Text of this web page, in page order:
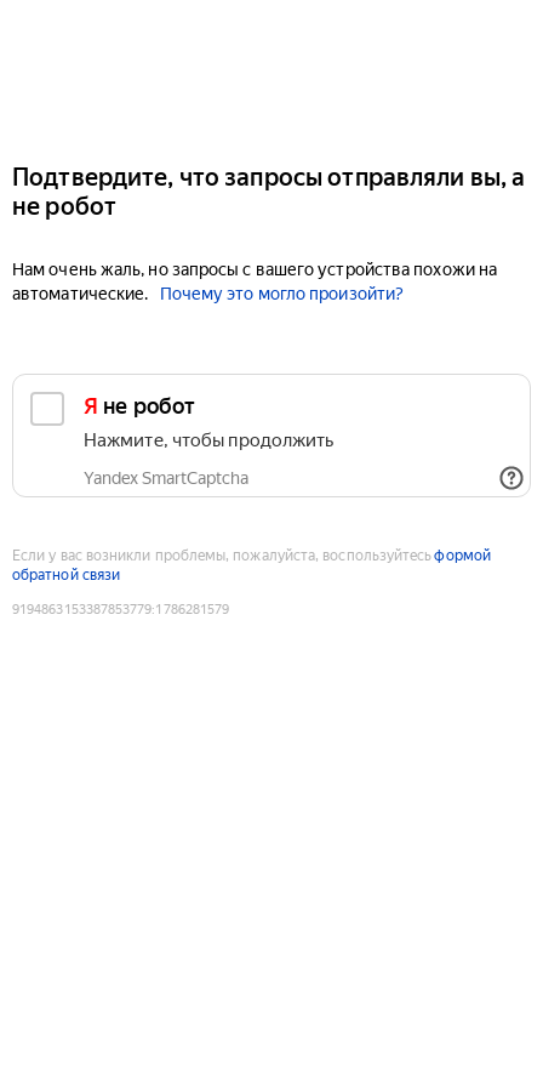
Подтвердите, что запросы отправляли вы, а
не робот
Нам очень жаль, но запросы с вашего устройства похожи на
автоматические.
Почему это могло произойти?
Я не робот
Нажмите, чтобы продолжить
Yandex SmartCaptcha
Если у вас возникли проблемы, пожалуйста, воспользуйтесьформой
обратной связи
9194863153387853779:1786281579